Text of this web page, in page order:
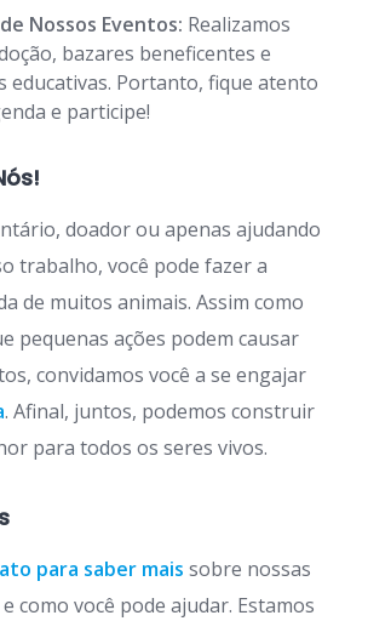
Nossos Eventos: Realizamos
bazares beneficentes e
educativas. Portanto, fique atento
e participe!
doador ou apenas ajudando
trabalho, você pode fazer a
de muitos animais. Assim como
pequenas ações podem causar
convidamos você a se engajar
. Afinal, juntos, podemos construir
para todos os seres vivos.
para saber mais sobre nossas
como você pode ajudar. Estamos